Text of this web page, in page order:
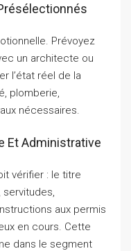
Prévoyez
un architecte ou
l’état réel de la
plomberie,
nécessaires.
Et Administrative
vérifier : le titre
servitudes,
aux permis
en cours. Cette
dans le segment